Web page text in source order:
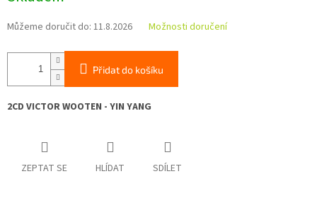
Můžeme doručit do: 11.8.2026 Možnosti doručení
Přidat do košíku
2CD VICTOR WOOTEN - YIN YANG
ZEPTAT SE HLÍDAT SDÍLET